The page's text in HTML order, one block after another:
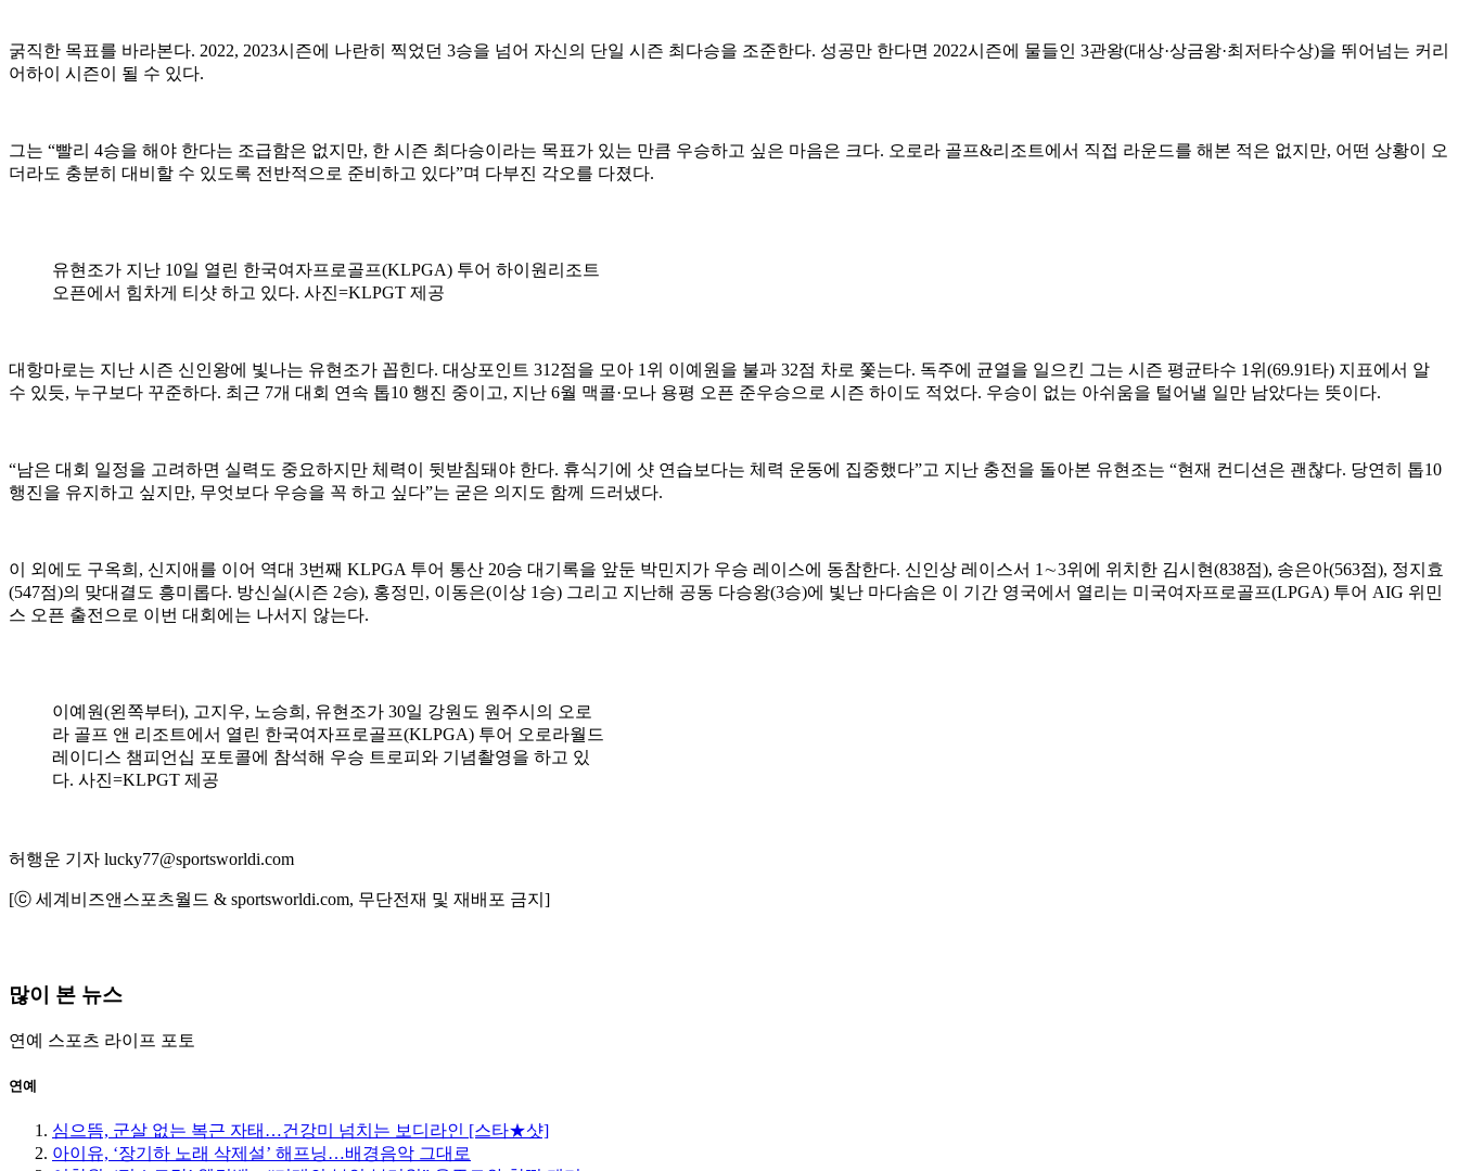
굵직한 목표를 바라본다. 2022, 2023시즌에 나란히 찍었던 3승을 넘어 자신의 단일 시즌 최다승을 조준한다. 성공만 한다면 2022시즌에 물들인 3관왕(대상·상금왕·최저타수상)을 뛰어넘는 커리
어하이 시즌이 될 수 있다.
그는 “빨리 4승을 해야 한다는 조급함은 없지만, 한 시즌 최다승이라는 목표가 있는 만큼 우승하고 싶은 마음은 크다. 오로라 골프&리조트에서 직접 라운드를 해본 적은 없지만, 어떤 상황이 오
더라도 충분히 대비할 수 있도록 전반적으로 준비하고 있다”며 다부진 각오를 다졌다.
유현조가 지난 10일 열린 한국여자프로골프(KLPGA) 투어 하이원리조트
오픈에서 힘차게 티샷 하고 있다. 사진=KLPGT 제공
대항마로는 지난 시즌 신인왕에 빛나는 유현조가 꼽힌다. 대상포인트 312점을 모아 1위 이예원을 불과 32점 차로 쫓는다. 독주에 균열을 일으킨 그는 시즌 평균타수 1위(69.91타) 지표에서 알
수 있듯, 누구보다 꾸준하다. 최근 7개 대회 연속 톱10 행진 중이고, 지난 6월 맥콜·모나 용평 오픈 준우승으로 시즌 하이도 적었다. 우승이 없는 아쉬움을 털어낼 일만 남았다는 뜻이다.
“남은 대회 일정을 고려하면 실력도 중요하지만 체력이 뒷받침돼야 한다. 휴식기에 샷 연습보다는 체력 운동에 집중했다”고 지난 충전을 돌아본 유현조는 “현재 컨디션은 괜찮다. 당연히 톱10
행진을 유지하고 싶지만, 무엇보다 우승을 꼭 하고 싶다”는 굳은 의지도 함께 드러냈다.
이 외에도 구옥희, 신지애를 이어 역대 3번째 KLPGA 투어 통산 20승 대기록을 앞둔 박민지가 우승 레이스에 동참한다. 신인상 레이스서 1∼3위에 위치한 김시현(838점), 송은아(563점), 정지효
(547점)의 맞대결도 흥미롭다. 방신실(시즌 2승), 홍정민, 이동은(이상 1승) 그리고 지난해 공동 다승왕(3승)에 빛난 마다솜은 이 기간 영국에서 열리는 미국여자프로골프(LPGA) 투어 AIG 위민
스 오픈 출전으로 이번 대회에는 나서지 않는다.
이예원(왼쪽부터), 고지우, 노승희, 유현조가 30일 강원도 원주시의 오로
라 골프 앤 리조트에서 열린 한국여자프로골프(KLPGA) 투어 오로라월드
레이디스 챔피언십 포토콜에 참석해 우승 트로피와 기념촬영을 하고 있
다. 사진=KLPGT 제공
허행운 기자 lucky77@sportsworldi.com
[ⓒ 세계비즈앤스포츠월드 & sportsworldi.com, 무단전재 및 재배포 금지]
많이 본 뉴스
연예 스포츠 라이프 포토
연예
심으뜸, 군살 없는 복근 자태…건강미 넘치는 보디라인 [스타★샷]
아이유, ‘장기하 노래 삭제설’ 해프닝…배경음악 그대로